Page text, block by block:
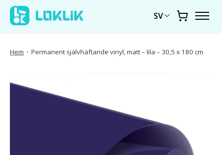
SV Vagn
Hem • Permanent självhäftande vinyl, matt – lila – 30,5 x 180 cm